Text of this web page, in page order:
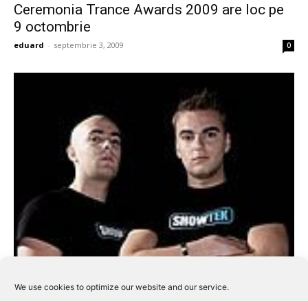
We use cookies to optimize our website and our service.
Ceremonia Trance Awards 2009 are loc pe
9 octombrie
eduard - septembrie 3, 2009 0